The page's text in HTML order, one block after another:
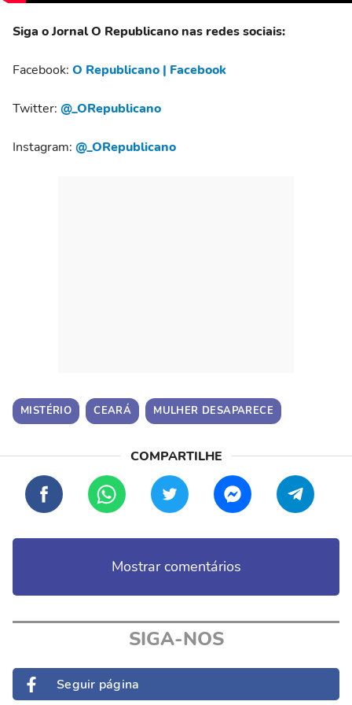
Siga o Jornal O Republicano nas redes sociais:
Facebook: O Republicano | Facebook
Twitter: @_ORepublicano
Instagram: @_ORepublicano
MISTÉRIO CEARÁ MULHER DESAPARECE
Mostrar comentários
SIGA-NOS
Seguir página